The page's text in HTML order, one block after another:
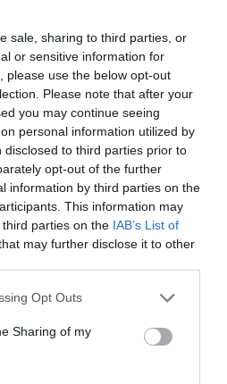
sale, sharing to third parties, or
or sensitive information for
please use the below opt-out
Please note that after your
you may continue seeing
personal information utilized by
to third parties prior to
opt-out of the further
information by third parties on the
This information may
parties on the IAB’s List of
may further disclose it to other
app uses one or more Google
behaviour. You may click to
and its third-party tags to
purposes in below Google
Opt Outs
Sharing of my
kanalazni a formából vagy
Pinterest
,süti,szeder,gyümölcs
Következő bejegyzés